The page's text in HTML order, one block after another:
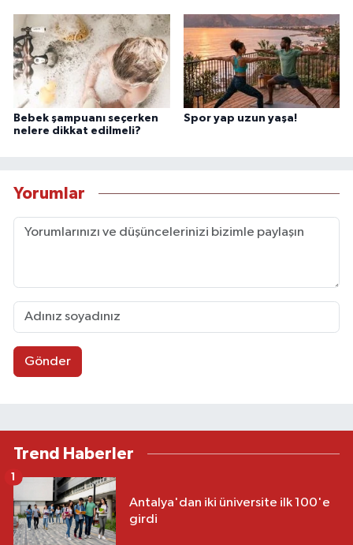
Bebek şampuanı seçerken
nelere dikkat edilmeli?
Spor yap uzun yaşa!
Yorumlar
Gönder
Trend Haberler
Antalya'dan iki üniversite ilk 100'e
girdi
1